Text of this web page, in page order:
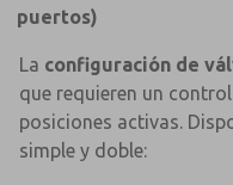
puertos)
La configuración de
que requieren un
posiciones activas.
simple y doble: